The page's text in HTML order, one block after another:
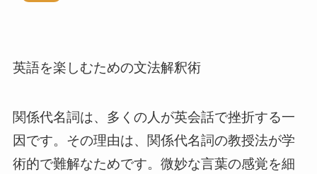
英語を楽しむための文法解釈術
関係代名詞は、多くの人が英会話で挫折する一
因です。その理由は、関係代名詞の教授法が学
術的で難解なためです。微妙な言葉の感覚を細